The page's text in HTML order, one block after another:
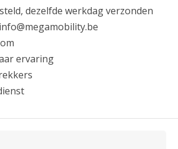
dezelfde werkdag verzonden
info@megamobility.be
ervaring